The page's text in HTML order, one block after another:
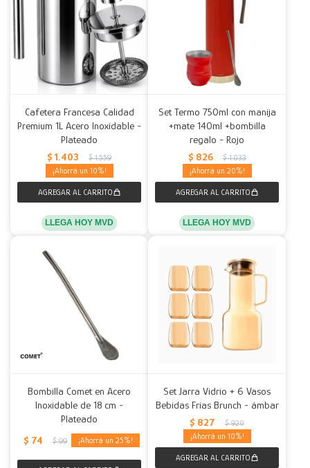
Cafetera Francesa Calidad
Premium 1L Acero Inoxidable -
Plateado
$ 1.403 $ 1.559
10
LLEGA HOY MVD
Set Termo 750ml con manija
+mate 140ml +bombilla
regalo - Rojo
$ 826 $ 1.033
20
LLEGA HOY MVD
Bombilla Comet en Acero
Inoxidable de 18 cm -
Plateado
$ 74 $ 99 25
Set Jarra Vidrio + 6 Vasos
Bebidas Frias Brunch - ámbar
$ 827 $ 920
10